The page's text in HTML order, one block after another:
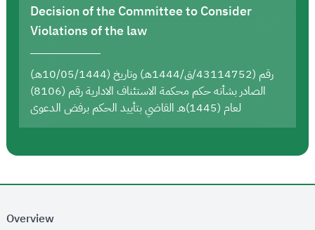
Decision of the Committee to Consider
Violations of the law
رقم (43114752/ق/1444هـ) وتاريخ (10/05/1444هـ)
الصادر بشأنه حكم محكمة الاستئناف الادارية رقم (8106)
لعام (1445)هـ القاضي بتأييد الحكم برفض الدعوى
Overview